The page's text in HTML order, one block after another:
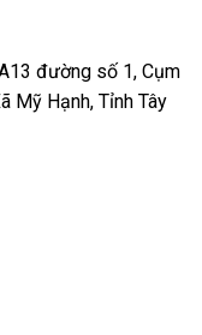
đường số 1, Cụm
Mỹ Hạnh, Tỉnh Tây